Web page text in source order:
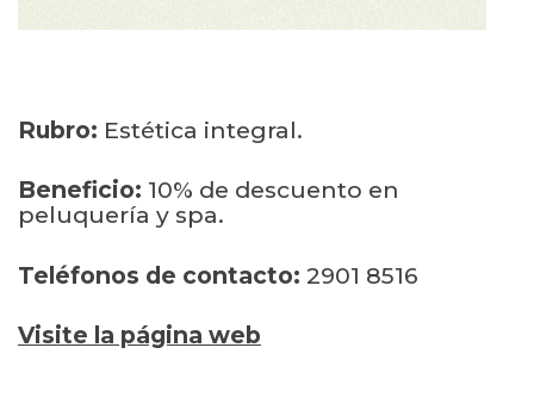
Rubro: Estética integral.
Beneficio: 10% de descuento en
peluquería y spa.
Teléfonos de contacto: 2901 8516
Visite la página web